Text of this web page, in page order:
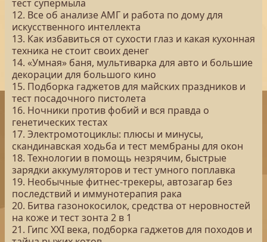
тест супермыла
12. Все об анализе АМГ и работа по дому для
искусственного интеллекта
13. Как избавиться от сухости глаз и какая кухонная
техника не стоит своих денег
14. «Умная» баня, мультиварка для авто и большие
декорации для большого кино
15. Подборка гаджетов для майских праздников и
тест посадочного пистолета
16. Ночники против фобий и вся правда о
генетических тестах
17. Электромотоциклы: плюсы и минусы,
скандинавская ходьба и тест мембраны для окон
18. Технологии в помощь незрячим, быстрые
зарядки аккумуляторов и тест умного поплавка
19. Необычные фитнес-трекеры, автозагар без
последствий и иммунотерапия рака
20. Битва газонокосилок, средства от неровностей
на коже и тест зонта 2 в 1
21. Гипс XXI века, подборка гаджетов для походов и